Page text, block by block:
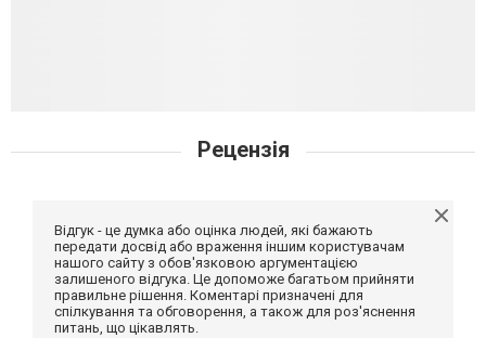
Рецензія
Відгук - це думка або оцінка людей, які бажають
передати досвід або враження іншим користувачам
нашого сайту з обов'язковою аргументацією
залишеного відгука. Це допоможе багатьом прийняти
правильне рішення. Коментарі призначені для
спілкування та обговорення, а також для роз'яснення
питань, що цікавлять.